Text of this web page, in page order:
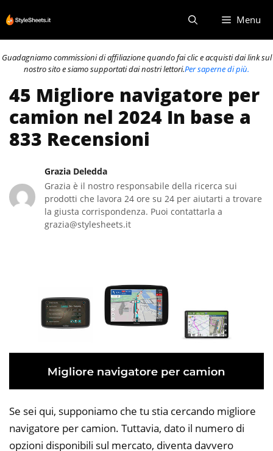
al
contenuto
Menu
Guadagniamo commissioni di affiliazione quando fai clic e acquisti dai link sul
nostro sito e siamo supportati dai nostri lettori.Per saperne di più.
45 Migliore navigatore per
camion nel 2024 In base a
833 Recensioni
Grazia Deledda
Grazia è il nostro responsabile della ricerca sui
prodotti che lavora 24 ore su 24 per aiutarti a trovare
la giusta corrispondenza. Puoi contattarla a
grazia@stylesheets.it
Se sei qui, supponiamo che tu stia cercando migliore
navigatore per camion. Tuttavia, dato il numero di
opzioni disponibili sul mercato, diventa davvero